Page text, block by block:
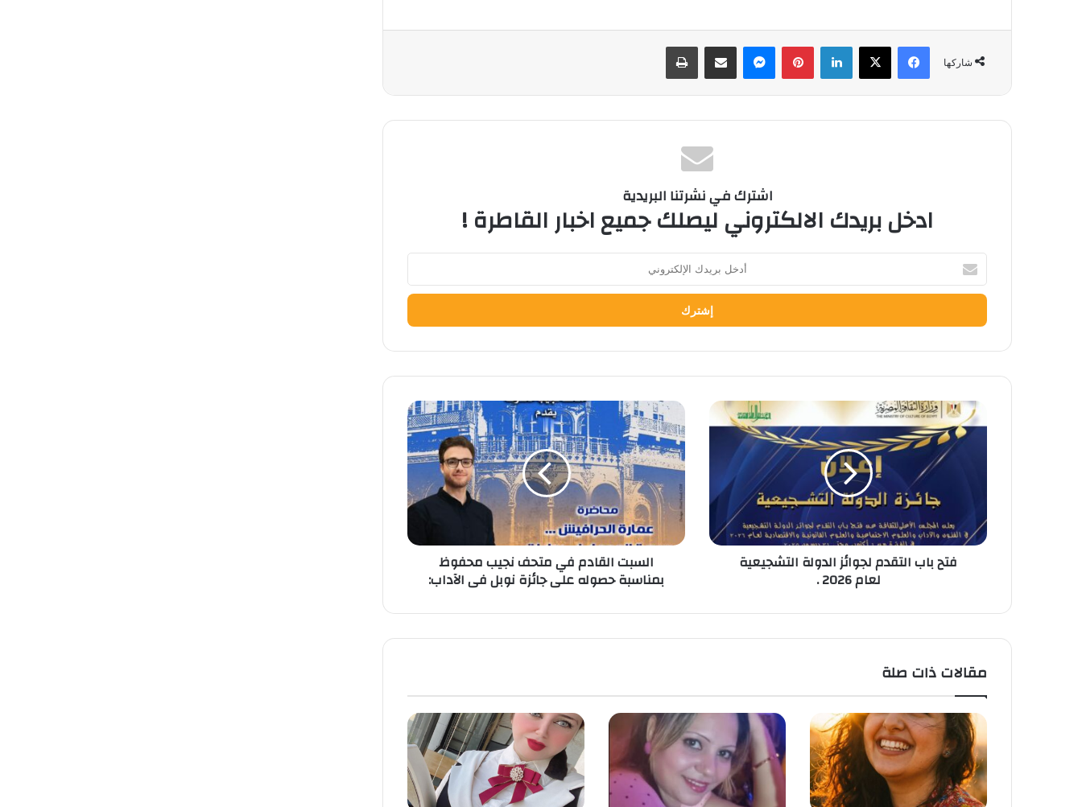
شاركها
فيسبوك ‫X لينكدإن بينتيريستماسنجر مشاركة عبر البريد طباعة
اشترك في نشرتنا البريدية
ادخل بريدك الالكتروني ليصلك جميع اخبار القاطرة !
بريدك
الإلكتروني
فتح
باب
التقدم
2026
.
فتح باب التقدم لجوائز الدولة التشجيعية
لعام 2026 .
السبت
القادم
في
متحف
نجيب
محفوظ
بمناسبة
حصوله
على
الآداب:
السبت القادم في متحف نجيب محفوظ
بمناسبة حصوله على جائزة نوبل فى الآداب:
مقالات ذات صلة